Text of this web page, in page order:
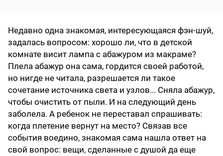
Недавно одна знакомая, интересующаяся фэн-шуй,
задалась вопросом: хорошо ли, что в детской
комнате висит лампа с абажуром из макраме?
Плела абажур она сама, гордится своей работой,
но нигде не читала, разрешается ли такое
сочетание источника света и узлов... Сняла абажур,
чтобы очистить от пыли. И на следующий день
заболела. А ребенок не переставал спрашивать:
когда плетение вернут на место? Связав все
события воедино, знакомая сама нашла ответ на
свой вопрос: вещи, сделанные с душой да еще